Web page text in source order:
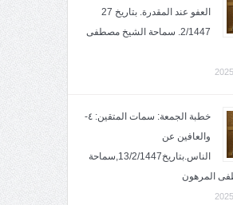
العفو عند المقدرة. بتاريخ 27
2/1447. سماحة الشيخ مصطفى
خطبة الجمعة: سمات المتقين: ٤-
والعافين عن
الناس.بتاريخ13/2/1447,سماحة
المرهون